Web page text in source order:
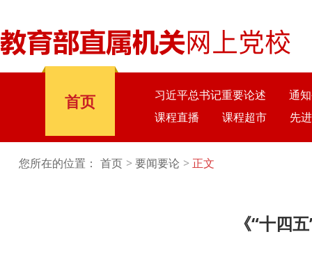
首页 习近平总书记重要论述
通
课程直播
课程超市 先
您所在的位置： 首页 要闻要论 正文
《“十四